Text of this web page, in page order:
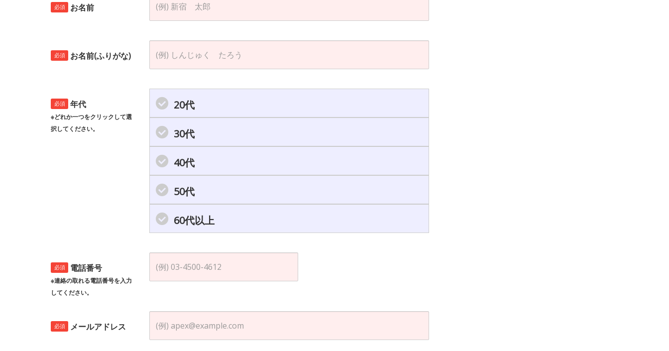
必須 お名前
必須 お名前(ふりがな)
必須 年代
※どれか一つをクリックして選
択してください。
20代
30代
40代
50代
60代以上
必須 電話番号
※連絡の取れる電話番号を入力
してください。
必須 メールアドレス